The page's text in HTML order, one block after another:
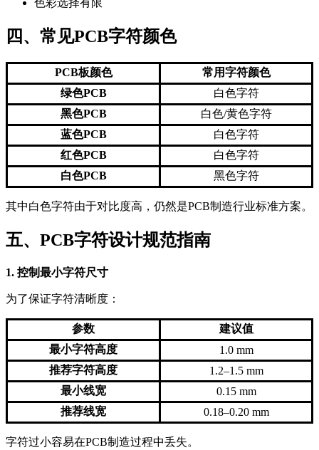
色彩选择有限
四、常见PCB字符颜色
PCB板颜色
常用字符颜色
绿色PCB
白色字符
黑色PCB
白色/黄色字符
蓝色PCB
白色字符
红色PCB
白色字符
白色PCB
黑色字符
其中白色字符由于对比度高，仍然是PCB制造行业标准方案。
五、PCB字符设计规范指南
1. 控制最小字符尺寸
为了保证字符清晰度：
参数
建议值
最小字符高度
1.0 mm
推荐字符高度
1.2–1.5 mm
最小线宽
0.15 mm
推荐线宽
0.18–0.20 mm
字符过小容易在PCB制造过程中丢失。